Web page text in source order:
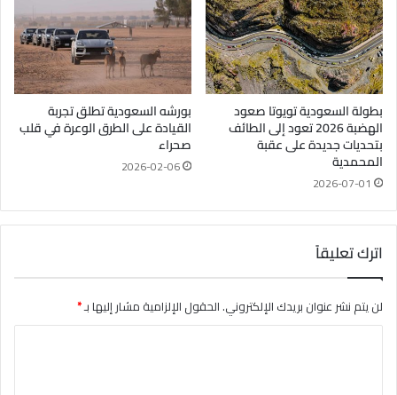
بطولة السعودية تويوتا صعود
الهضبة 2026 تعود إلى الطائف
بتحديات جديدة على عقبة
المحمدية
2026-07-01
بورشه السعودية تطلق تجربة
القيادة على الطرق الوعرة في قلب
صحراء
2026-02-06
اترك تعليقاً
لن يتم نشر عنوان بريدك الإلكتروني.الحقول الإلزامية مشار إليها بـ*